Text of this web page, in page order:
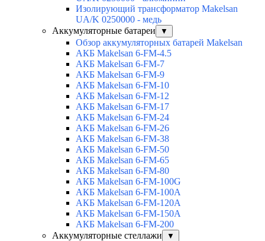
Изолирующий трансформатор Makelsan
UA/K 0250000 - медь
Аккумуляторные батареи
▼
Обзор аккумуляторных батарей Makelsan
АКБ Makelsan 6-FM-4.5
АКБ Makelsan 6-FM-7
АКБ Makelsan 6-FM-9
АКБ Makelsan 6-FM-10
АКБ Makelsan 6-FM-12
АКБ Makelsan 6-FM-17
АКБ Makelsan 6-FM-24
АКБ Makelsan 6-FM-26
АКБ Makelsan 6-FM-38
АКБ Makelsan 6-FM-50
АКБ Makelsan 6-FM-65
АКБ Makelsan 6-FM-80
АКБ Makelsan 6-FM-100G
АКБ Makelsan 6-FM-100A
АКБ Makelsan 6-FM-120A
АКБ Makelsan 6-FM-150A
АКБ Makelsan 6-FM-200
Аккумуляторные стеллажи
▼